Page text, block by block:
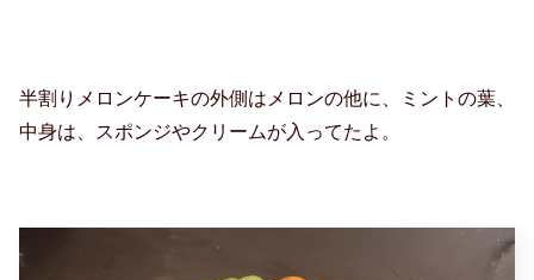
半割りメロンケーキの外側はメロンの他に、ミントの葉、
中身は、スポンジやクリームが入ってたよ。